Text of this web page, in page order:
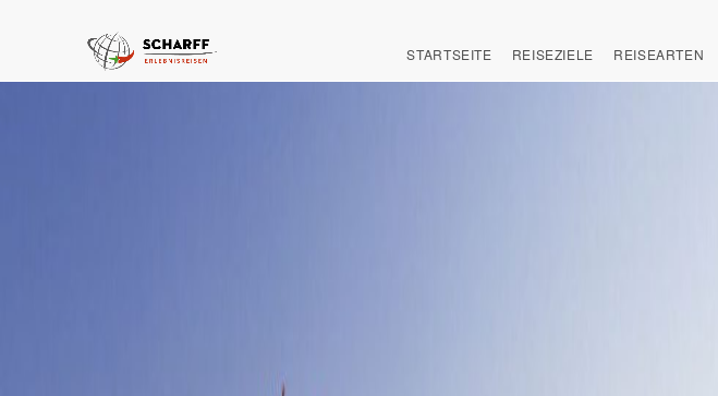
STARTSEITE REISEZIELE REISEARTEN